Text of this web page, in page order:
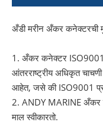
अँडी मरीन अँकर कनेक्टरची
1. अँकर कनेक्टर ISO9001
आंतरराष्ट्रीय अधिकृत चाचणी
आहेत, जसे की ISO9001
2. ANDY MARINE अँकर
माल स्वीकारतो.